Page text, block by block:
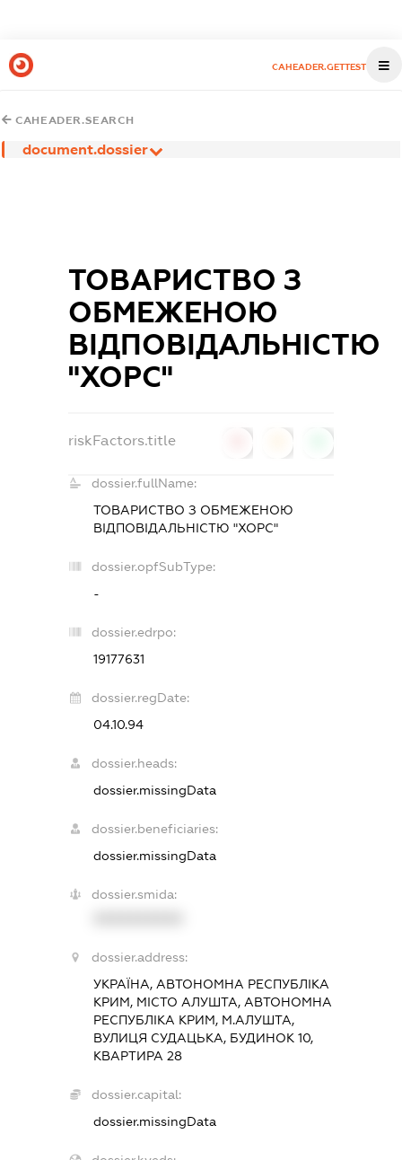
CAHEADER.GETTEST
CAHEADER.SEARCH
document.dossier
ТОВАРИСТВО З
ОБМЕЖЕНОЮ
ВІДПОВІДАЛЬНІСТЮ
"ХОРС"
riskFactors.title
dossier.fullName:
ТОВАРИСТВО З ОБМЕЖЕНОЮ
ВІДПОВІДАЛЬНІСТЮ "ХОРС"
dossier.opfSubType:
-
dossier.edrpo:
19177631
dossier.regDate:
04.10.94
dossier.heads:
dossier.missingData
dossier.beneficiaries:
dossier.missingData
dossier.smida:
dossier.address:
УКРАЇНА, АВТОНОМНА РЕСПУБЛІКА
КРИМ, МІСТО АЛУШТА, АВТОНОМНА
РЕСПУБЛІКА КРИМ, М.АЛУШТА,
ВУЛИЦЯ СУДАЦЬКА, БУДИНОК 10,
КВАРТИРА 28
dossier.capital:
dossier.missingData